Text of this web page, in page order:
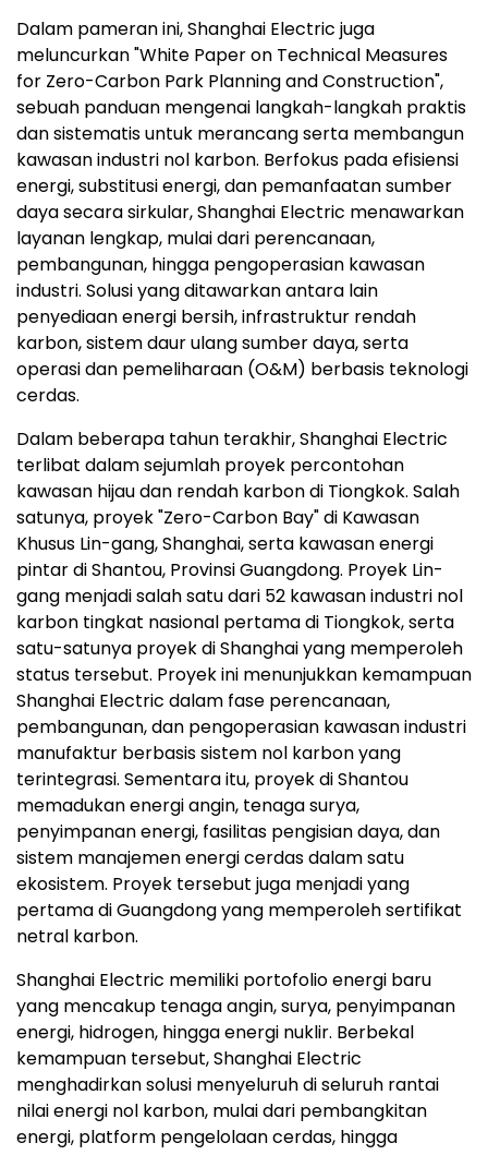
Dalam pameran ini, Shanghai Electric juga
meluncurkan "White Paper on Technical Measures
for Zero-Carbon Park Planning and Construction",
sebuah panduan mengenai langkah-langkah praktis
dan sistematis untuk merancang serta membangun
kawasan industri nol karbon. Berfokus pada efisiensi
energi, substitusi energi, dan pemanfaatan sumber
daya secara sirkular, Shanghai Electric menawarkan
layanan lengkap, mulai dari perencanaan,
pembangunan, hingga pengoperasian kawasan
industri. Solusi yang ditawarkan antara lain
penyediaan energi bersih, infrastruktur rendah
karbon, sistem daur ulang sumber daya, serta
operasi dan pemeliharaan (O&M) berbasis teknologi
cerdas.
Dalam beberapa tahun terakhir, Shanghai Electric
terlibat dalam sejumlah proyek percontohan
kawasan hijau dan rendah karbon di Tiongkok. Salah
satunya, proyek "Zero-Carbon Bay" di Kawasan
Khusus Lin-gang, Shanghai, serta kawasan energi
pintar di Shantou, Provinsi Guangdong. Proyek Lin-
gang menjadi salah satu dari 52 kawasan industri nol
karbon tingkat nasional pertama di Tiongkok, serta
satu-satunya proyek di Shanghai yang memperoleh
status tersebut. Proyek ini menunjukkan kemampuan
Shanghai Electric dalam fase perencanaan,
pembangunan, dan pengoperasian kawasan industri
manufaktur berbasis sistem nol karbon yang
terintegrasi. Sementara itu, proyek di Shantou
memadukan energi angin, tenaga surya,
penyimpanan energi, fasilitas pengisian daya, dan
sistem manajemen energi cerdas dalam satu
ekosistem. Proyek tersebut juga menjadi yang
pertama di Guangdong yang memperoleh sertifikat
netral karbon.
Shanghai Electric memiliki portofolio energi baru
yang mencakup tenaga angin, surya, penyimpanan
energi, hidrogen, hingga energi nuklir. Berbekal
kemampuan tersebut, Shanghai Electric
menghadirkan solusi menyeluruh di seluruh rantai
nilai energi nol karbon, mulai dari pembangkitan
energi, platform pengelolaan cerdas, hingga